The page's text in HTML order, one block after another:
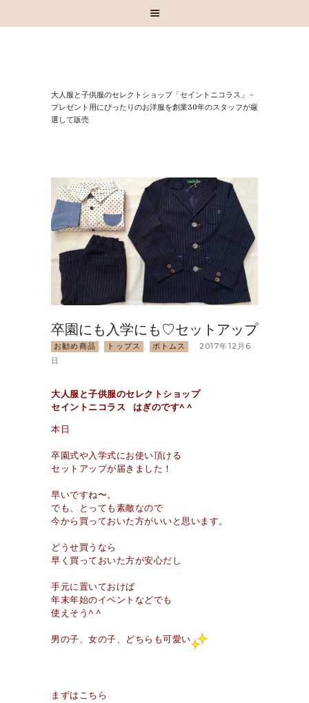
⼤⼈服と⼦供服のセレクトショップ「セイントニコラス」 –
プレゼント⽤にぴったりのお洋服を創業30年のスタッフが厳
選して販売
お知らせ
お買い物
取扱いブランド
お問い合わせ
卒園にも入学にも♡セットアップ
お勧め商品 , トップス , ボトムス
2017年12月6
日
大人服と子供服のセレクトショップ
セイントニコラス はぎのです^ ^
本日
卒園式や入学式にお使い頂ける
セットアップが届きました！
早いですね〜。
でも、とっても素敵なので
今から買っておいた方がいいと思います。
どうせ買うなら
早く買っておいた方が安心だし
手元に置いておけば
年末年始のイベントなどでも
使えそう^ ^
男の子、女の子、どちらも可愛い
まずはこちら